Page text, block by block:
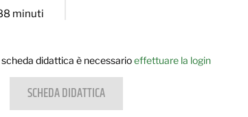
minuti
didattica è necessarioeffettuare la login
SCHEDA DIDATTICA